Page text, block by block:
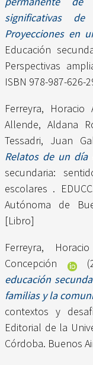
significativas
Proyecciones en
Educación
Perspectivas
ISBN 978-987-626-
Ferreyra, Horacio
Allende, Aldana
Tessadri, Juan
Relatos de un día
secundaria:
escolares .
Autónoma de
[Libro]
Ferreyra,
Concepción
educación
familias y la
contextos y
Editorial de la
Córdoba. Buenos